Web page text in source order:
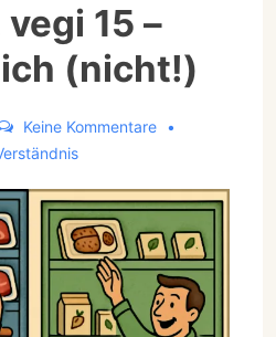
15 –
(nicht!)
Keine Kommentare